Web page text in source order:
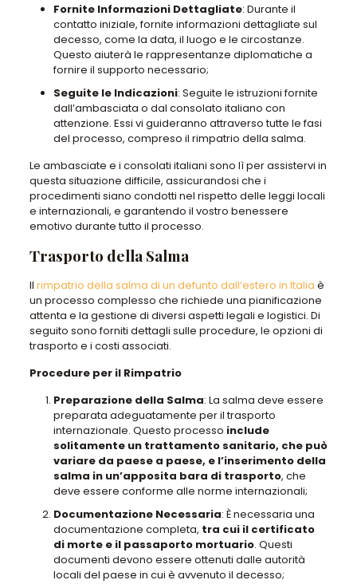
Fornite Informazioni Dettagliate: Durante il
contatto iniziale, fornite informazioni dettagliate sul
decesso, come la data, il luogo e le circostanze.
Questo aiuterà le rappresentanze diplomatiche a
fornire il supporto necessario;
Seguite le Indicazioni: Seguite le istruzioni fornite
dall’ambasciata o dal consolato italiano con
attenzione. Essi vi guideranno attraverso tutte le fasi
del processo, compreso il rimpatrio della salma.
Le ambasciate e i consolati italiani sono lì per assistervi in
questa situazione difficile, assicurandosi che i
procedimenti siano condotti nel rispetto delle leggi locali
e internazionali, e garantendo il vostro benessere
emotivo durante tutto il processo.
Trasporto della Salma
Il rimpatrio della salma di un defunto dall’estero in Italia è
un processo complesso che richiede una pianificazione
attenta e la gestione di diversi aspetti legali e logistici. Di
seguito sono forniti dettagli sulle procedure, le opzioni di
trasporto e i costi associati.
Procedure per il Rimpatrio
Preparazione della Salma: La salma deve essere
preparata adeguatamente per il trasporto
internazionale. Questo processo include
solitamente un trattamento sanitario, che può
variare da paese a paese, e l’inserimento della
salma in un’apposita bara di trasporto, che
deve essere conforme alle norme internazionali;
Documentazione Necessaria: È necessaria una
documentazione completa, tra cui il certificato
di morte e il passaporto mortuario. Questi
documenti devono essere ottenuti dalle autorità
locali del paese in cui è avvenuto il decesso;